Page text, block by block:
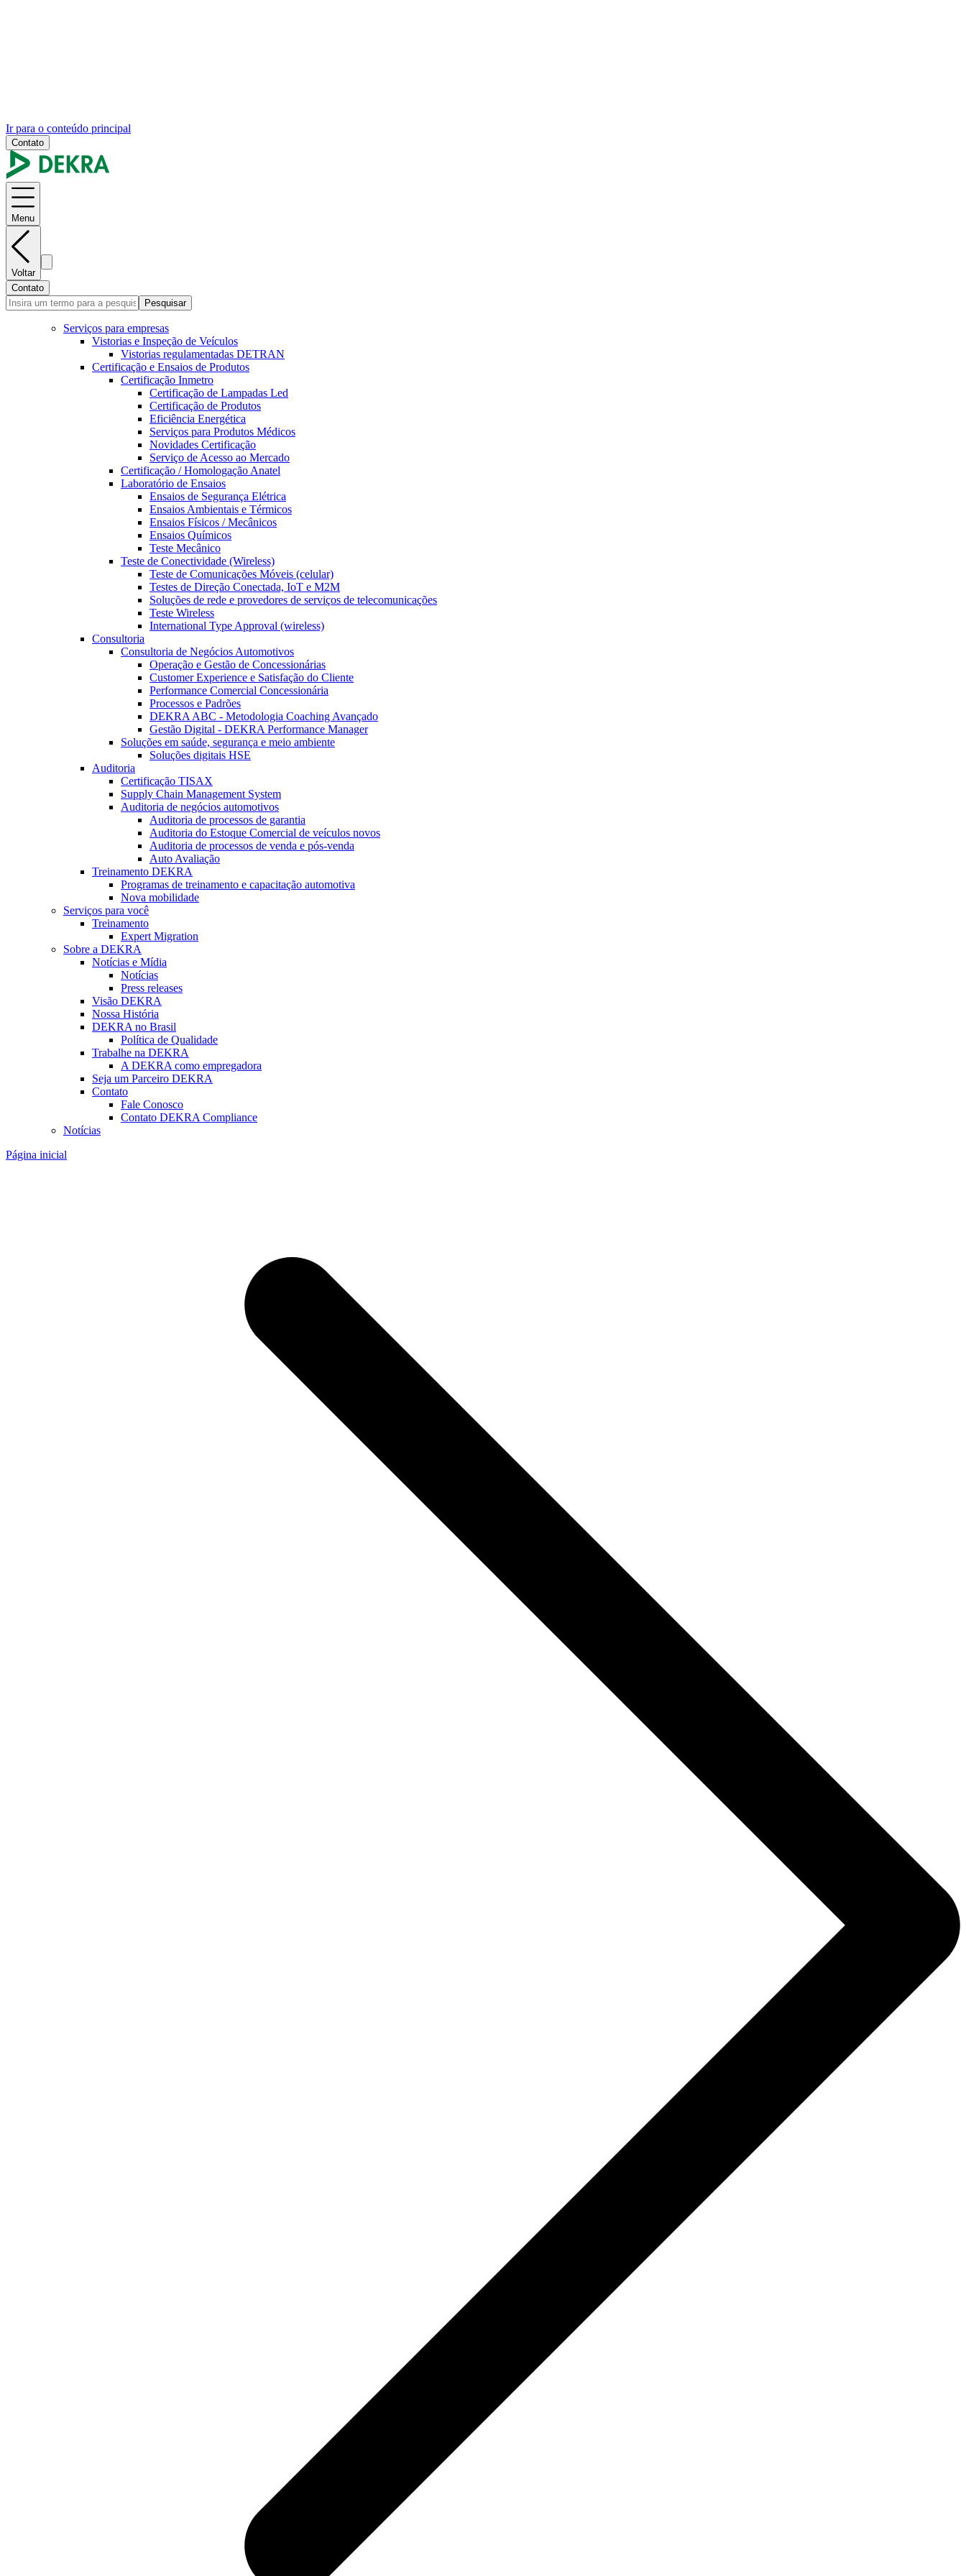
Ir para o conteúdo principal
Contato
Menu
Voltar
Contato
Pesquisar
Serviços para empresas
Vistorias e Inspeção de Veículos
Vistorias regulamentadas DETRAN
Certificação e Ensaios de Produtos
Certificação Inmetro
Certificação de Lampadas Led
Certificação de Produtos
Eficiência Energética
Serviços para Produtos Médicos
Novidades Certificação
Serviço de Acesso ao Mercado
Certificação / Homologação Anatel
Laboratório de Ensaios
Ensaios de Segurança Elétrica
Ensaios Ambientais e Térmicos
Ensaios Físicos / Mecânicos
Ensaios Químicos
Teste Mecânico
Teste de Conectividade (Wireless)
Teste de Comunicações Móveis (celular)
Testes de Direção Conectada, IoT e M2M
Soluções de rede e provedores de serviços de telecomunicações
Teste Wireless
International Type Approval (wireless)
Consultoria
Consultoria de Negócios Automotivos
Operação e Gestão de Concessionárias
Customer Experience e Satisfação do Cliente
Performance Comercial Concessionária
Processos e Padrões
DEKRA ABC - Metodologia Coaching Avançado
Gestão Digital - DEKRA Performance Manager
Soluções em saúde, segurança e meio ambiente
Soluções digitais HSE
Auditoria
Certificação TISAX
Supply Chain Management System
Auditoria de negócios automotivos
Auditoria de processos de garantia
Auditoria do Estoque Comercial de veículos novos
Auditoria de processos de venda e pós-venda
Auto Avaliação
Treinamento DEKRA
Programas de treinamento e capacitação automotiva
Nova mobilidade
Serviços para você
Treinamento
Expert Migration
Sobre a DEKRA
Notícias e Mídia
Notícias
Press releases
Visão DEKRA
Nossa História
DEKRA no Brasil
Política de Qualidade
Trabalhe na DEKRA
A DEKRA como empregadora
Seja um Parceiro DEKRA
Contato
Fale Conosco
Contato DEKRA Compliance
Notícias
Página inicial